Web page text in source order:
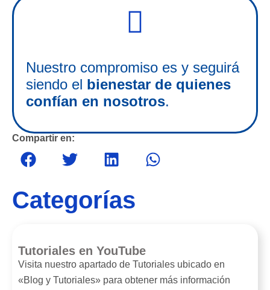
Nuestro compromiso es y seguirá
siendo el bienestar de quienes
confían en nosotros.
Compartir en:
Categorías
Tutoriales en YouTube
Visita nuestro apartado de Tutoriales ubicado en
«Blog y Tutoriales» para obtener más información